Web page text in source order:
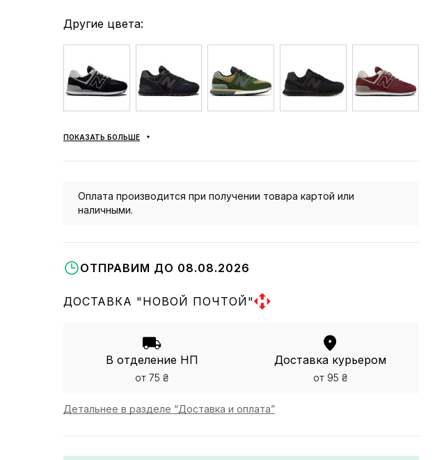
Другие цвета:
ПОКАЗАТЬ БОЛЬШЕ
Оплата производится при получении товара картой или
наличными.
ОТПРАВИМ ДО 08.08.2026
ДОСТАВКА "НОВОЙ ПОЧТОЙ"
В отделение НП
от 75 ₴
Доставка курьером
от 95 ₴
Детальнее в разделе “Доставка и оплата”